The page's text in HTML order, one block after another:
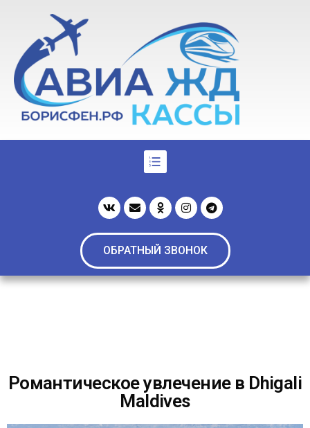
ОБРАТНЫЙ ЗВОНОК
Романтическое увлечение в Dhigali
Maldives